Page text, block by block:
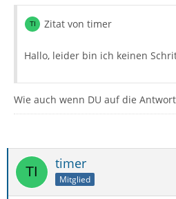
Zitat von timer
Hallo, leider bin ich keinen
Wie auch wenn DU auf die
timer
Mitglied